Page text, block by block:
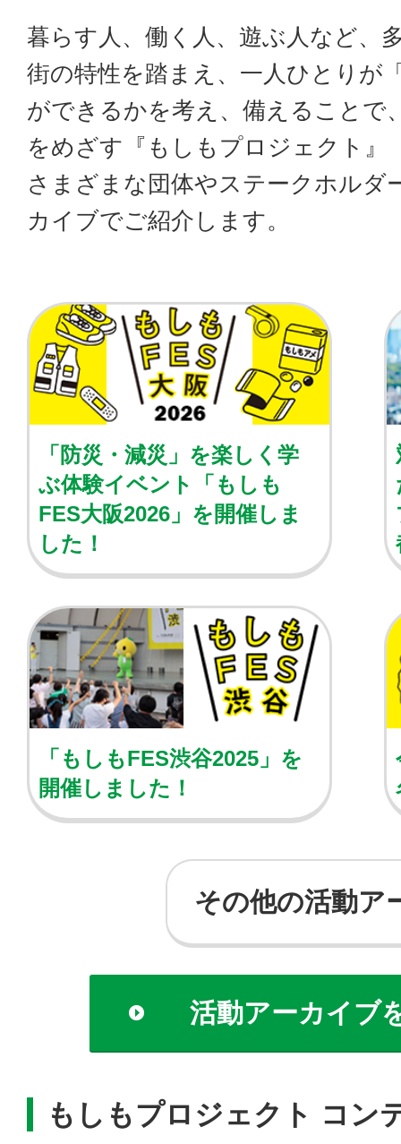
暮らす人、働く人、遊ぶ人など、
街の特性を踏まえ、一人ひとりが
ができるかを考え、備えることで
をめざす『もしもプロジェクト』
さまざまな団体やステークホルダ
カイブでご紹介します。
「防災・減災」を楽しく学
ぶ体験イベント「もしも
FES大阪2026」を開催しま
した！
「もしもFES渋谷2025」を
開催しました！
その他の活動ア
活動アーカイブ
もしもプロジェクト コン